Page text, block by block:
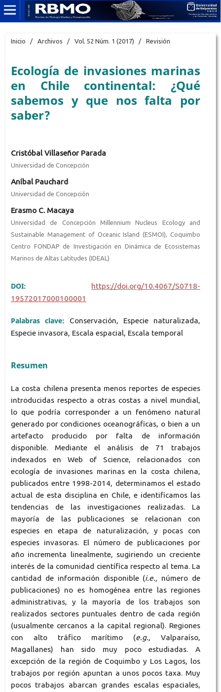
Inicio / Archivos / Vol. 52 Núm. 1 (2017) / Revisión
Ecología de invasiones marinas
en Chile continental: ¿Qué
sabemos y que nos falta por
saber?
Cristóbal Villaseñor Parada
Universidad de Concepción
Aníbal Pauchard
Universidad de Concepción
Erasmo C. Macaya
Universidad de Concepción Millennium Nucleus Ecology and
Sustainable Management of Oceanic Island (ESMOI), Coquimbo
Centro FONDAP de Investigación en Dinámica de Ecosistemas
Marinos de Altas Latitudes (IDEAL)
DOI:
https://doi.org/10.4067/S0718-
19572017000100001
Palabras clave:
Conservación, Especie naturalizada,
Especie invasora, Escala espacial, Escala temporal
Resumen
La costa chilena presenta menos reportes de especies
introducidas respecto a otras costas a nivel mundial,
lo que podría corresponder a un fenómeno natural
generado por condiciones oceanográficas, o bien a un
artefacto producido por falta de información
disponible. Mediante el análisis de 71 trabajos
indexados en Web of Science, relacionados con
ecología de invasiones marinas en la costa chilena,
publicados entre 1998-2014, determinamos el estado
actual de esta disciplina en Chile, e identificamos las
tendencias de las investigaciones realizadas. La
mayoría de las publicaciones se relacionan con
especies en etapa de naturalización, y pocas con
especies invasoras. El número de publicaciones por
año incrementa linealmente, sugiriendo un creciente
interés de la comunidad científica respecto al tema. La
cantidad de información disponible (i.e., número de
publicaciones) no es homogénea entre las regiones
administrativas, y la mayoría de los trabajos son
realizados sectores puntuales dentro de cada región
(usualmente cercanos a la capital regional). Regiones
con alto tráfico marítimo (e.g.,Valparaíso,
Magallanes) han sido muy poco estudiadas. A
excepción de la región de Coquimbo y Los Lagos, los
trabajos por región apuntan a unos pocos taxa. Muy
pocos trabajos abarcan grandes escalas espaciales,